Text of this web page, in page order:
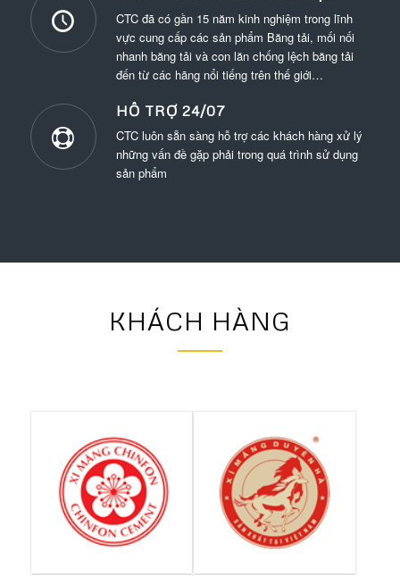
CTC đã có gần 15 năm kinh nghiệm trong lĩnh
vực cung cấp các sản phẩm Băng tải, mối nối
nhanh băng tải và con lăn chống lệch băng tải
đến từ các hãng nổi tiếng trên thế giới…
HỖ TRỢ 24/07
CTC luôn sẵn sàng hỗ trợ các khách hàng xử lý
những vấn đề gặp phải trong quá trình sử dụng
sản phẩm
KHÁCH HÀNG